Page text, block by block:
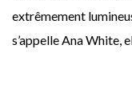
extrêmement
s’appelle Ana White,